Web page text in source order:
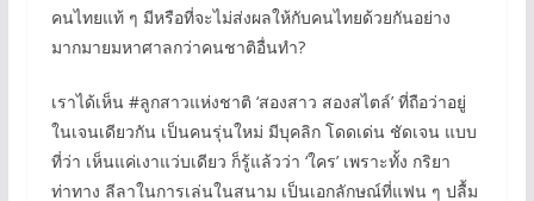
คนไทยแท้ ๆ มีหรือที่จะไม่ส่งผลให้กับคนไทยด้วยกันอย่าง
มากมายมหาศาลกว่าคนชาติอื่นทำ?
เราได้เห็น #ลูกสาวแห่งชาติ ‘สองสาว สองสไตล์’ ที่ถือว่าอยู่
ในเจนเดียวกัน เป็นคนรุ่นใหม่ มีบุคลิก โดดเด่น ชัดเจน แบบ
ที่ว่า เห็นแค่เงาแว่บเดียว ก็รู้แล้วว่า ‘ใคร’ เพราะทั้ง กริยา
ท่าทาง ลีลาในการเล่นในสนาม เป็นเอกลักษณ์ที่แฟน ๆ ปลื้ม